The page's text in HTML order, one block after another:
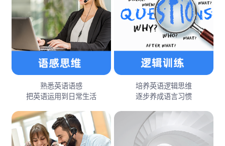
熟悉英语语感
把英语运用到日常生活
培养英语逻辑思维
逐步养成语言习惯